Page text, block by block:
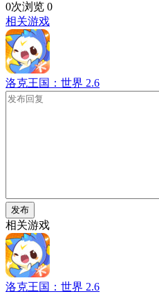
0次浏览 0
相关游戏
洛克王国：世界 2.6
发布
相关游戏
洛克王国：世界 2.6